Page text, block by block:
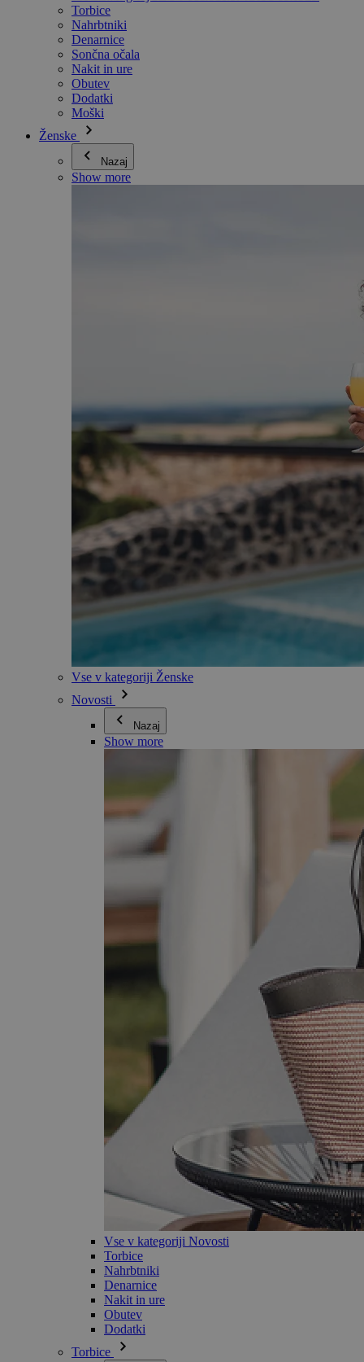
Torbice
Nahrbtniki
Denarnice
Sončna očala
Nakit in ure
Obutev
Dodatki
Moški
Ženske
Nazaj
Show more
Vse v kategoriji Ženske
Novosti
Nazaj
Show more
Vse v kategoriji Novosti
Torbice
Nahrbtniki
Denarnice
Nakit in ure
Obutev
Dodatki
Torbice